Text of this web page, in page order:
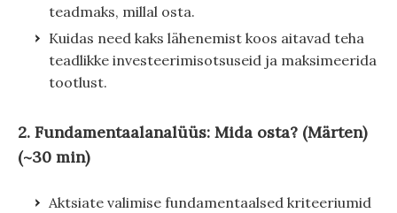
teadmaks, millal osta.
Kuidas need kaks lähenemist koos aitavad teha
teadlikke investeerimisotsuseid ja maksimeerida
tootlust.
2. Fundamentaalanalüüs: Mida osta? (Märten)
(~30 min)
Aktsiate valimise fundamentaalsed kriteeriumid